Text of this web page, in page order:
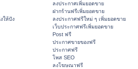
ให้ปัง
ลงประกาศเพิ่มยอดขาย
ฝากร้านฟรีเพิ่มยอดขาย
ลงประกาศฟรีใหม่ ๆ เพิ่มยอดขาย
เว็บประกาศฟรีเพิ่มยอดขาย
Post ฟรี
ประกาศขายของฟรี
ประกาศฟรี
โพส SEO
ลงโฆษณาฟรี